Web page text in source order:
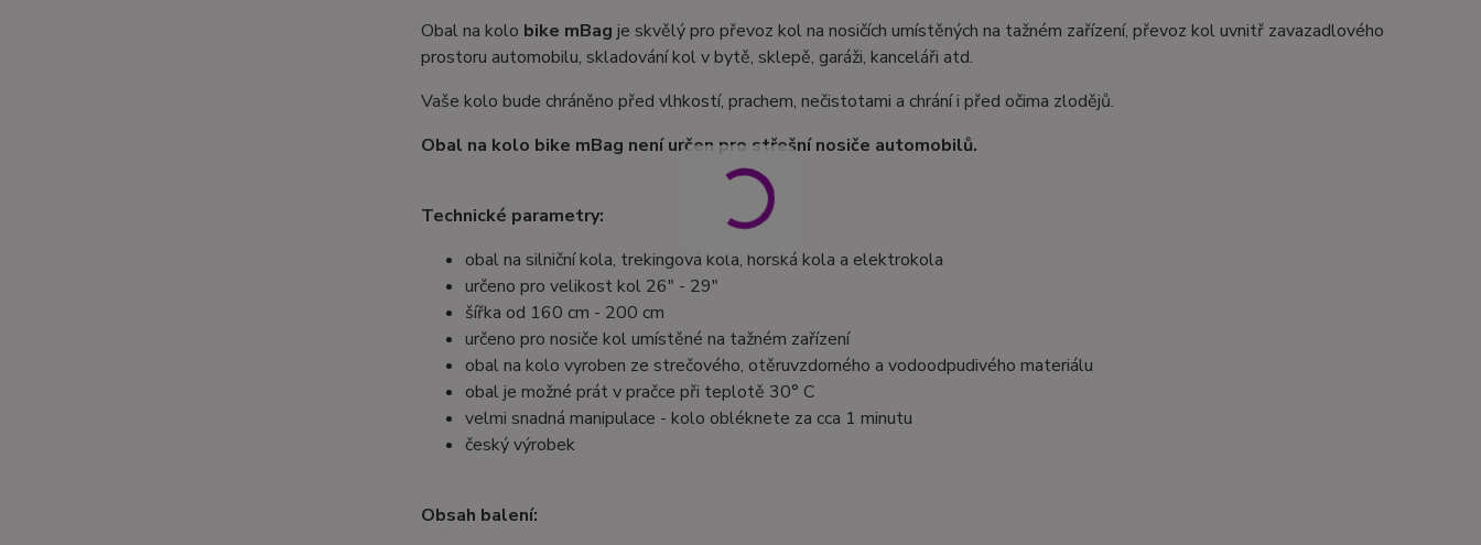
Obal na kolo bike mBag je skvělý pro převoz kol na nosičích umístěných na tažném zařízení, převoz kol uvnitř zavazadlového
prostoru automobilu, skladování kol v bytě, sklepě, garáži, kanceláři atd.
Vaše kolo bude chráněno před vlhkostí, prachem, nečistotami a chrání i před očima zlodějů.
Obal na kolo bike mBag není určen pro střešní nosiče automobilů.
Technické parametry:
obal na silniční kola, trekingová kola, horská kola a elektrokola
určeno pro velikost kol 26" - 29"
šířka od 160 cm - 200 cm
určeno pro nosiče kol umístěné na tažném zařízení
obal na kolo vyroben ze strečového, otěruvzdorného a vodoodpudivého materiálu
obal je možné prát v pračce při teplotě 30° C
velmi snadná manipulace - kolo obléknete za cca 1 minutu
český výrobek
Obsah balení: